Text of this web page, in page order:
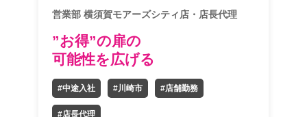
営業部 横須賀モアーズシティ店・店長代理
”お得”の扉の
可能性を広げる
#中途入社 #川崎市 #店舗勤務
#店長代理